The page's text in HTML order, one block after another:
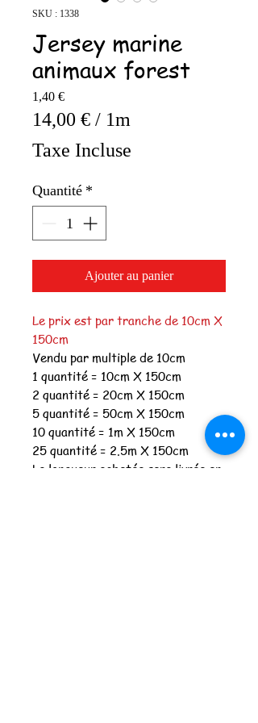
SKU : 1338
Jersey marine
animaux forest
1,40 €Prix
14,00 € / 1m
14,00 €
1
Mètre
Taxe Incluse
Quantité *
Ajouter au panier
Le prix est par tranche de 10cm X
150cm
Vendu par multiple de 10cm
1 quantité = 10cm X 150cm
2 quantité = 20cm X 150cm
5 quantité = 50cm X 150cm
10 quantité = 1m X 150cm
25 quantité = 2.5m X 150cm
La longueur achetée sera livrée en